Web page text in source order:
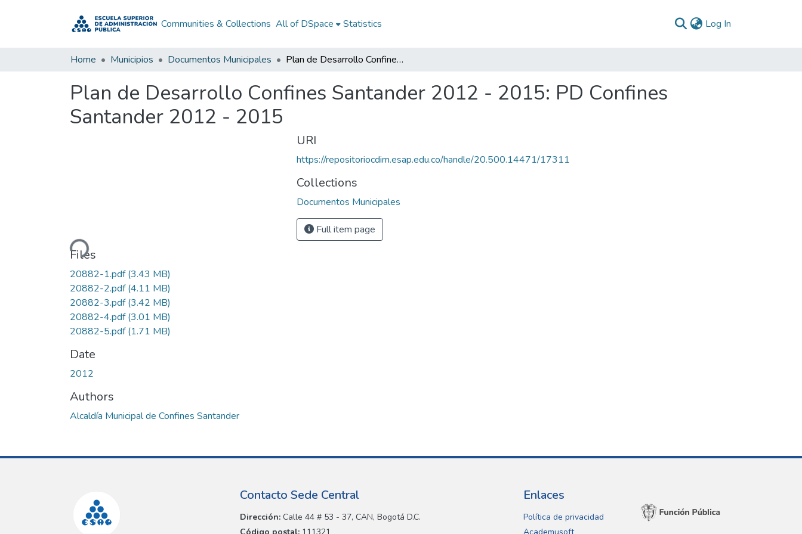
Communities & Collections All of DSpace Statistics Log In
Home Municipios Documentos Municipales Plan de Desarrollo Confines Santander 2012 - 2015: PD Confines Santander 2012 - 2015
Plan de Desarrollo Confines Santander 2012 - 2015: PD Confines
Santander 2012 - 2015
Loading...
Files
20882-1.pdf(3.43 MB)
20882-2.pdf(4.11 MB)
20882-3.pdf(3.42 MB)
20882-4.pdf(3.01 MB)
20882-5.pdf(1.71 MB)
Date
2012
Authors
Alcaldía Municipal de Confines Santander
URI
https://repositoriocdim.esap.edu.co/handle/20.500.14471/17311
Collections
Documentos Municipales
Full item page
Contacto Sede Central
Dirección: Calle 44 # 53 - 37, CAN, Bogotá D.C.
Enlaces
Política de privacidad